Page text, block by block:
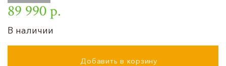
89 990 р.
В наличии
Добавить в корзину